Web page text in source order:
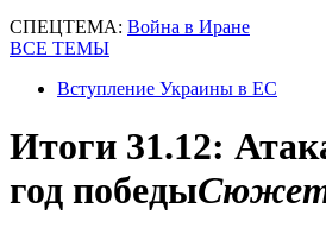
СПЕЦТЕМА: Война в Иране
ВСЕ ТЕМЫ
Вступление Украины в ЕС
Итоги 31.12:
год победы